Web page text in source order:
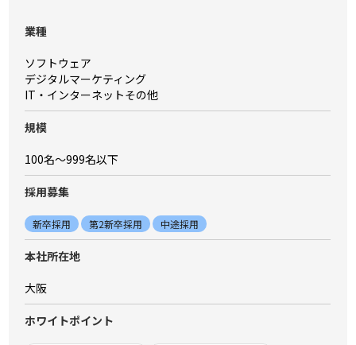
業種
ソフトウェア
デジタルマーケティング
IT・インターネットその他
規模
100名〜999名以下
採⽤募集
新卒採用 第2新卒採用 中途採用
本社所在地
大阪
ホワイトポイント